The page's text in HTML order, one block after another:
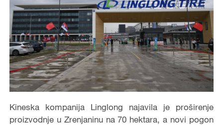
Kineska kompanija Linglong najavila je proširenje
proizvodnje u Zrenjaninu na 70 hektara, a novi pogon